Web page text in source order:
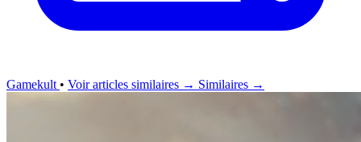
Gamekult • Voir articles similaires → Similaires →